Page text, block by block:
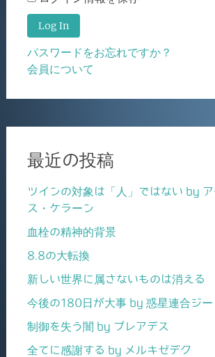
パスワードをお忘れですか？
会員について
最近の投稿
ツインの対象は「人」ではない by
ス・ケラーン
血栓の精神的背景
8.8の大転換
新しい世界に属さないものは消える
今後の180日が大事 by 惑星連合ジー
制御を失う闇 by プレアデス
全てに感謝する by メルキゼデク